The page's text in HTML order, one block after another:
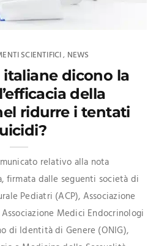
SCIENTIFICI, NEWS
italiane dicono la
della
ridurre i tentati
relativo alla nota
firmata dalle seguenti società di
Pediatri (ACP), Associazione
Medici Endocrinologi
di Identità di Genere (ONIG),